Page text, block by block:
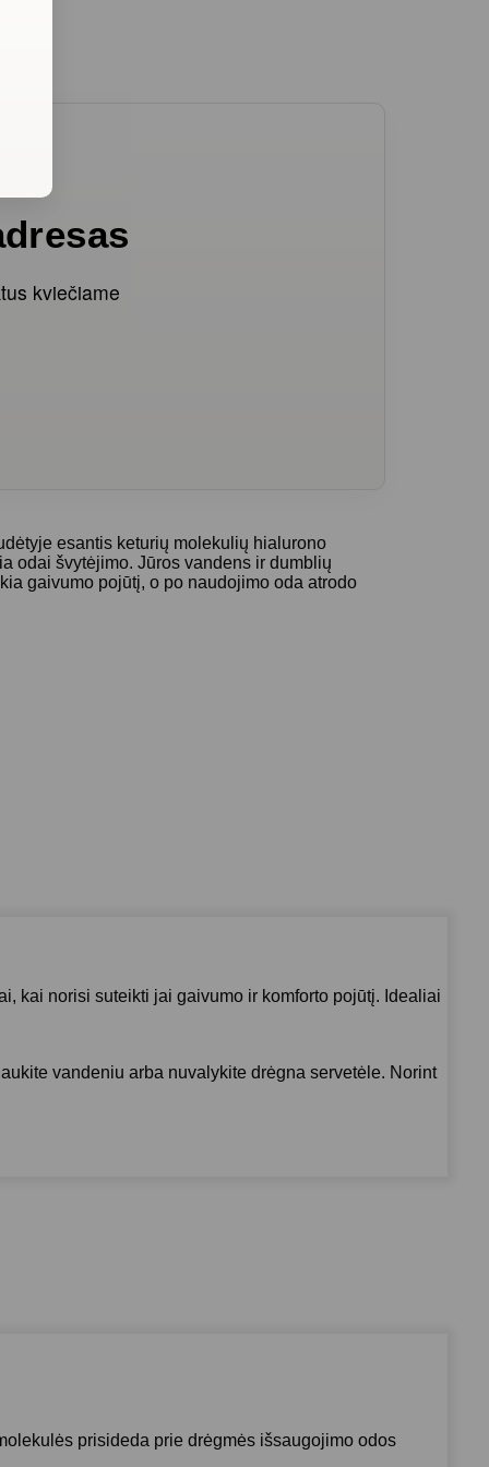
kviečiame
esantis keturių molekulių hialurono
odai švytėjimo. Jūros vandens ir dumblių
gaivumo pojūtį, o po naudojimo oda atrodo
kai norisi suteikti jai gaivumo ir komforto pojūtį. Idealiai
vandeniu arba nuvalykite drėgna servetėle. Norint
prisideda prie drėgmės išsaugojimo odos